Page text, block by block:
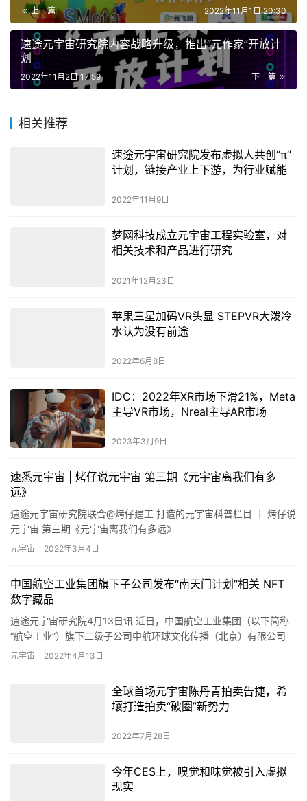
上一篇 2022年11月1日 20:30
速途元宇宙研究院内容战略升级，推出“元作家”开放计
划
下一篇
2022年11月2日 17:59
相关推荐
速途元宇宙研究院发布虚拟人共创“π”
计划，链接产业上下游，为行业赋能
2022年11月9日
梦网科技成立元宇宙工程实验室，对
相关技术和产品进行研究
2021年12月23日
苹果三星加码VR头显 STEPVR大泼冷
水认为没有前途
2022年6月8日
IDC：2022年XR市场下滑21%，Meta
主导VR市场，Nreal主导AR市场
2023年3月9日
速悉元宇宙 | 烤仔说元宇宙 第三期《元宇宙离我们有多
远》
速途元宇宙研究院联合@烤仔建工 打造的元宇宙科普栏目 ｜ 烤仔说
元宇宙 第三期《元宇宙离我们有多远》
元宇宙 2022年3月4日
中国航空工业集团旗下子公司发布“南天门计划”相关 NFT
数字藏品
速途元宇宙研究院4月13日讯 近日，中国航空工业集团（以下简称
“航空工业”）旗下二级子公司中航环球文化传播（北京）有限公司
（以下简称中航环球）与上海合和天下数据有限公司正式签约，双…
元宇宙 2022年4月13日
全球首场元宇宙陈丹青拍卖告捷，希
壤打造拍卖“破圈”新势力
2022年7月28日
今年CES上，嗅觉和味觉被引入虚拟
现实